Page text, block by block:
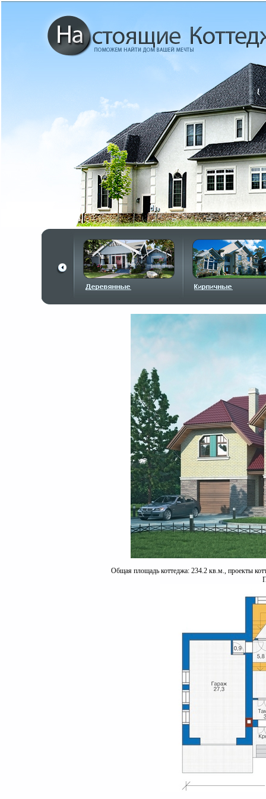
Общая площадь коттеджа: 234.2 кв.м., проекты